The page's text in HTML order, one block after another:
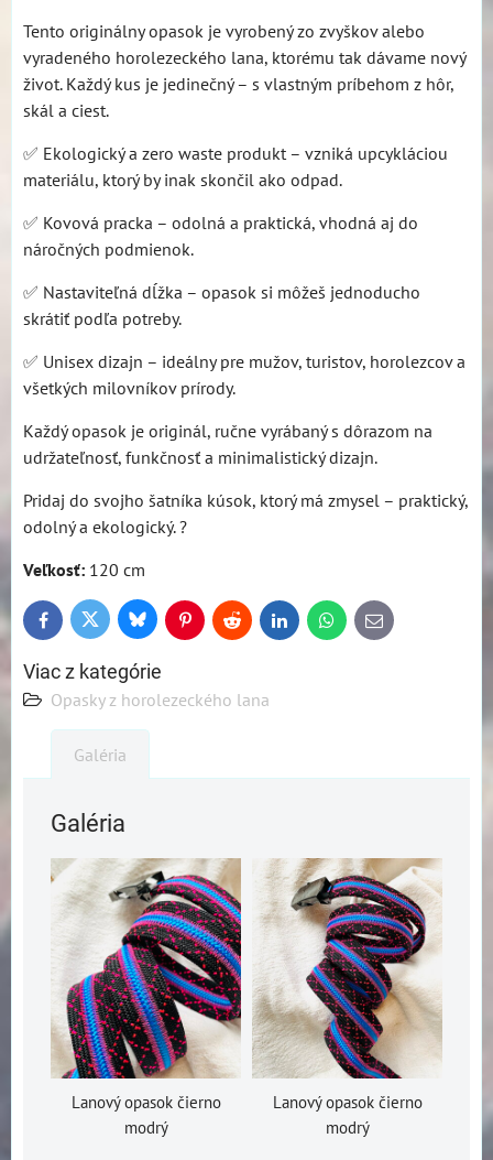
Tento originálny opasok je vyrobený zo zvyškov alebo
vyradeného horolezeckého lana, ktorému tak dávame nový
život. Každý kus je jedinečný – s vlastným príbehom z hôr,
skál a ciest.
✅ Ekologický a zero waste produkt – vzniká upcykláciou
materiálu, ktorý by inak skončil ako odpad.
✅ Kovová pracka – odolná a praktická, vhodná aj do
náročných podmienok.
✅ Nastaviteľná dĺžka – opasok si môžeš jednoducho
skrátiť podľa potreby.
✅ Unisex dizajn – ideálny pre mužov, turistov, horolezcov a
všetkých milovníkov prírody.
Každý opasok je originál, ručne vyrábaný s dôrazom na
udržateľnosť, funkčnosť a minimalistický dizajn.
Pridaj do svojho šatníka kúsok, ktorý má zmysel – praktický,
odolný a ekologický. ?
Veľkosť: 120 cm
FacebookTwitter BlueskyPinterestReddit LinkedInWhatsApp
E-
mail
Viac z kategórie
Opasky z horolezeckého lana
Galéria
Galéria
Lanový opasok čierno
modrý
Lanový opasok čierno
modrý